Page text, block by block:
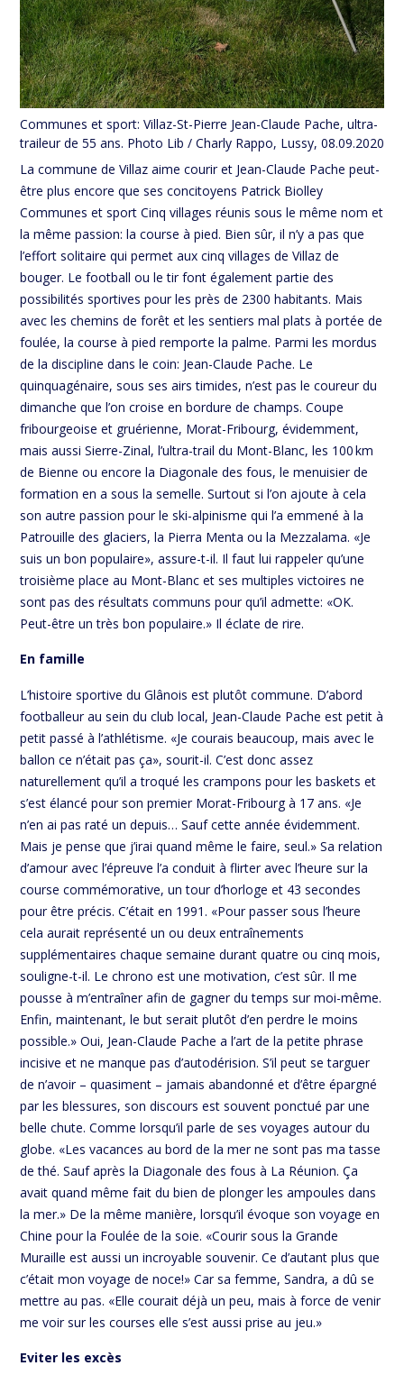
Communes et sport: Villaz-St-Pierre Jean-Claude Pache, ultra-
traileur de 55 ans. Photo Lib / Charly Rappo, Lussy, 08.09.2020
La commune de Villaz aime courir et Jean-Claude Pache peut-
être plus encore que ses concitoyens Patrick Biolley
Communes et sport Cinq ­villages réunis sous le même nom et
la même passion: la course à pied. Bien sûr, il n’y a pas que
l’effort solitaire qui permet aux cinq villages de Villaz de
bouger. Le football ou le tir font ­également partie des
possibilités sportives pour les près de 2300 habitants. Mais
avec les chemins de forêt et les sentiers mal plats à portée de
foulée, la course à pied remporte la palme. Parmi les mordus
de la discipline dans le coin: Jean-Claude Pache. Le
quinquagénaire, sous ses airs timides, n’est pas le coureur du
dimanche que l’on croise en bordure de champs. Coupe
fribourgeoise et gruérienne, Morat-Fribourg, ­évidemment,
mais aussi Sierre-­Zinal, l’ultra-trail du Mont-Blanc, les 100 km
de Bienne ou encore la Diagonale des fous, le menuisier de
formation en a sous la semelle. Surtout si l’on ajoute à cela
son autre passion pour le ski-alpinisme qui l’a emmené à la
Patrouille des glaciers, la Pierra Menta ou la Mezzalama. «Je
suis un bon populaire», assure-t-il. Il faut lui rappeler qu’une
troisième place au Mont-Blanc et ses multiples victoires ne
sont pas des résultats communs pour qu’il admette: «OK.
Peut-être un très bon populaire.» Il éclate de rire.
En famille
L’histoire sportive du Glânois est plutôt commune. D’abord
footballeur au sein du club local, Jean-Claude Pache est petit à
petit passé à l’athlétisme. «Je courais beaucoup, mais avec le
ballon ce n’était pas ça», sourit-il. C’est donc assez
naturellement qu’il a troqué les crampons pour les baskets et
s’est élancé pour son premier Morat-Fribourg à 17 ans. «Je
n’en ai pas raté un depuis… Sauf cette année évidemment.
Mais je pense que j’irai quand même le faire, seul.» Sa relation
d’amour avec l’épreuve l’a conduit à flirter avec l’heure sur la
course commémorative, un tour d’horloge et 43 secondes
pour être précis. C’était en 1991. «Pour passer sous l’heure
cela aurait représenté un ou deux entraînements
supplémentaires chaque semaine durant quatre ou cinq mois,
souligne-t-il. Le chrono est une motivation, c’est sûr. Il me
pousse à m’entraîner afin de gagner du temps sur moi-même.
Enfin, maintenant, le but serait plutôt d’en perdre le moins
possible.» Oui, Jean-Claude Pache a l’art de la petite phrase
incisive et ne manque pas d’autodérision. S’il peut se targuer
de n’avoir – quasiment – jamais abandonné et d’être épargné
par les blessures, son discours est souvent ponctué par une
belle chute. Comme lorsqu’il parle de ses voyages autour du
globe. «Les vacances au bord de la mer ne sont pas ma tasse
de thé. Sauf après la Diagonale des fous à La Réunion. Ça
avait quand même fait du bien de plonger les ampoules dans
la mer.» De la même manière, lorsqu’il évoque son voyage en
Chine pour la Foulée de la soie. «Courir sous la Grande
Muraille est aussi un incroyable souvenir. Ce d’autant plus que
c’était mon voyage de noce!» Car sa femme, Sandra, a dû se
mettre au pas. «Elle courait déjà un peu, mais à force de venir
me voir sur les courses elle s’est aussi prise au jeu.»
Eviter les excès